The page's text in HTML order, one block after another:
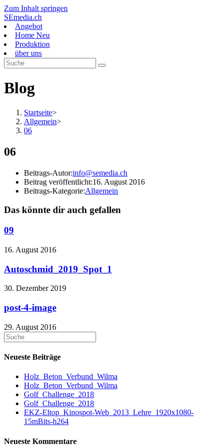
Zum Inhalt springen
SEmedia.ch
Angebot
Home Neu
Produktion
über uns
Blog
Startseite>
Allgemein>
06
06
Beitrags-Autor:info@semedia.ch
Beitrag veröffentlicht:16. August 2016
Beitrags-Kategorie:Allgemein
Das könnte dir auch gefallen
09
16. August 2016
Autoschmid_2019_Spot_1
30. Dezember 2019
post-4-image
29. August 2016
Neueste Beiträge
Holz_Beton_Verbund_Wilma
Holz_Beton_Verbund_Wilma
Golf_Challenge_2018
Golf_Challenge_2018
EKZ-Eltop_Kinospot-Web_2013_Lehre_1920x1080-
15mBits-h264
Neueste Kommentare